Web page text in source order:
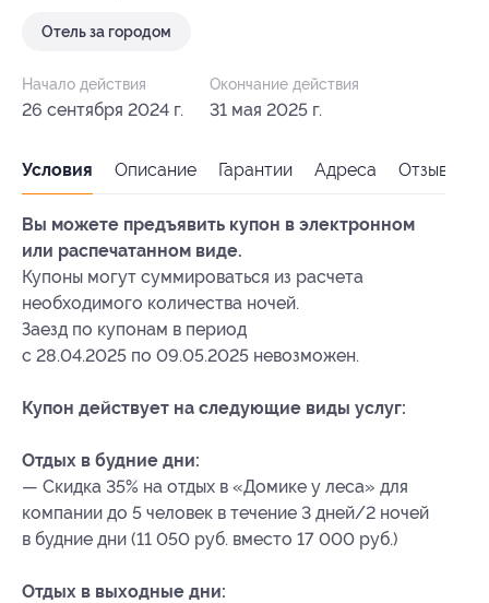
Отель за городом
Начало действия
26 сентября 2024 г.
Окончание действия
31 мая 2025 г.
Условия Описание Гарантии Адреса Отзывы
Вы можете предъявить купон в электронном
или распечатанном виде.
Купоны могут суммироваться из расчета
необходимого количества ночей.
Заезд по купонам в период
с 28.04.2025 по 09.05.2025 невозможен.
Купон действует на следующие виды услуг:
Отдых в будние дни:
— Скидка 35% на отдых в «Домике у леса» для
компании до 5 человек в течение 3 дней/2 ночей
в будние дни (11 050 руб. вместо 17 000 руб.)
Отдых в выходные дни: